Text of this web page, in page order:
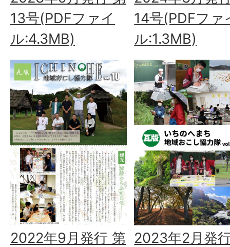
13号(PDFファイ
ル:4.3MB)
14号(PDFファ
ル:1.3MB)
2022年9月発行 第 2023年2月発